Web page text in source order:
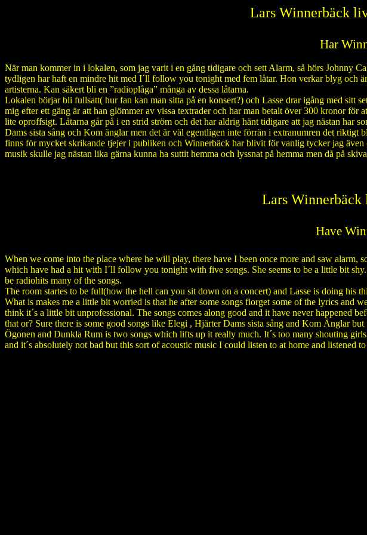
Lars Winnerbäck
Har
När man kommer in i lokalen, som jag varit i en gång tidigare och sett Alarm, så hörs Johnny
tydligen har haft en mindre hit med I´ll follow you tonight med fem låtar. Hon verkar blyg och
artisterna. Kan säkert bli en ”radioplåga” många av dessa låtarna.
Lokalen börjar bli fullsatt( hur fan kan man sitta på en konsert?) och Lasse drar igång med
mig efter ett gäng är att han glömmer av vissa textrader och har man betalt över 300 kronor
lite oproffsigt. Låtarna går på i en strid ström och det har aldrig hänt tidigare att jag nästan har
Dams sista sång och Kom änglar men det är väl egentligen inte förrän i extranumren det
finns för mycket skrikande tjejer i publiken och Winnerbäck har blivit för vanlig tycker jag
musik skulle jag nästan lika gärna kunna ha suttit hemma och lyssnat på hemma men då på
Lars Winnerbäck
Have
When we come into the place where he will play, there have I been once more and saw alarm,
which have had a hit with I´ll follow you tonight with five songs. She seems to be a little bit
be radiohits many of the songs.
The room startes to be full(how the hell can you sit down on a concert) and Lasse is doing his
What is makes me a little bit worried is that he after some songs fiorget some of the lyrics
think it´s a little bit unprofessional. The songs comes along good and it have never happened
that or? Sure there is some good songs like Elegi , Hjärter Dams sista sång and Kom Änglar
Ögonen and Dunkla Rum is two songs which lifts up it really much. It´s too many shouting
and it´s absolutely not bad but this sort of acoustic music I could listen to at home and listened